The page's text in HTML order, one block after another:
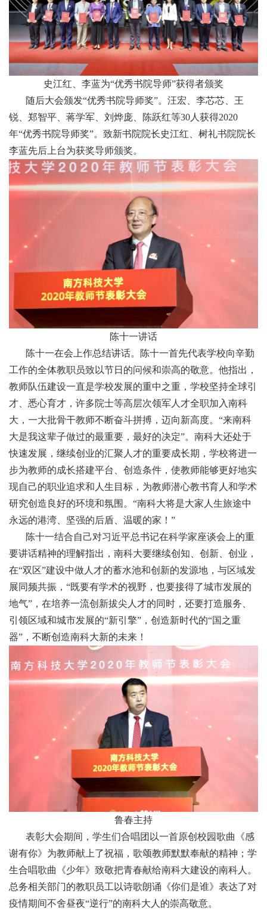
史江红、李蓝为“优秀书院导师”获得者颁奖
随后大会颁发“优秀书院导师奖”。汪宏、李芯芯、王
锐、郑智平、蒋学军、刘烨庞、陈跃红等30人获得2020
年“优秀书院导师奖”。致新书院院长史江红、树礼书院院长
李蓝先后上台为获奖导师颁奖。
陈十一讲话
陈十一在会上作总结讲话。陈十一首先代表学校向辛勤
工作的全体教职员致以节日的问候和崇高的敬意。他指出，
教师队伍建设一直是学校发展的重中之重，学校坚持全球引
才、悉心育才，许多院士等高层次领军人才全职加入南科
大，一大批骨干教师不断奋斗拼搏，迈向新高度。“来南科
大是我这辈子做过的最重要，最好的决定”。南科大还处于
快速发展，继续创业的汇聚人才的重要成长期，学校将进一
步为教师的成长搭建平台、创造条件，使教师能够更好地实
现自己的职业追求和人生目标，为教师潜心教书育人和学术
研究创造良好的环境和氛围。“南科大将是大家人生旅途中
永远的港湾、坚强的后盾、温暖的家！”
陈十一结合自己对习近平总书记在科学家座谈会上的重
要讲话精神的理解指出，南科大要继续创知、创新、创业，
在“双区”建设中做人才的蓄水池和创新的发源地，与区域发
展同频共振，“既要有学术的视野，也要接得了城市发展的
地气”，在培养一流创新拔尖人才的同时，还要打造服务、
引领区域和城市发展的“新引擎”，创造新时代的“国之重
器”，不断创造南科大新的未来！
鲁春主持
表彰大会期间，学生们合唱团以一首原创校园歌曲《感
谢有你》为教师献上了祝福，歌颂教师默默奉献的精神；学
生合唱歌曲《少年》致敬把青春献给南科大建设的南科人。
总务相关部门的教职员工以诗歌朗诵《你们是谁》表达了对
疫情期间不舍昼夜“逆行”的南科大人的崇高敬意。